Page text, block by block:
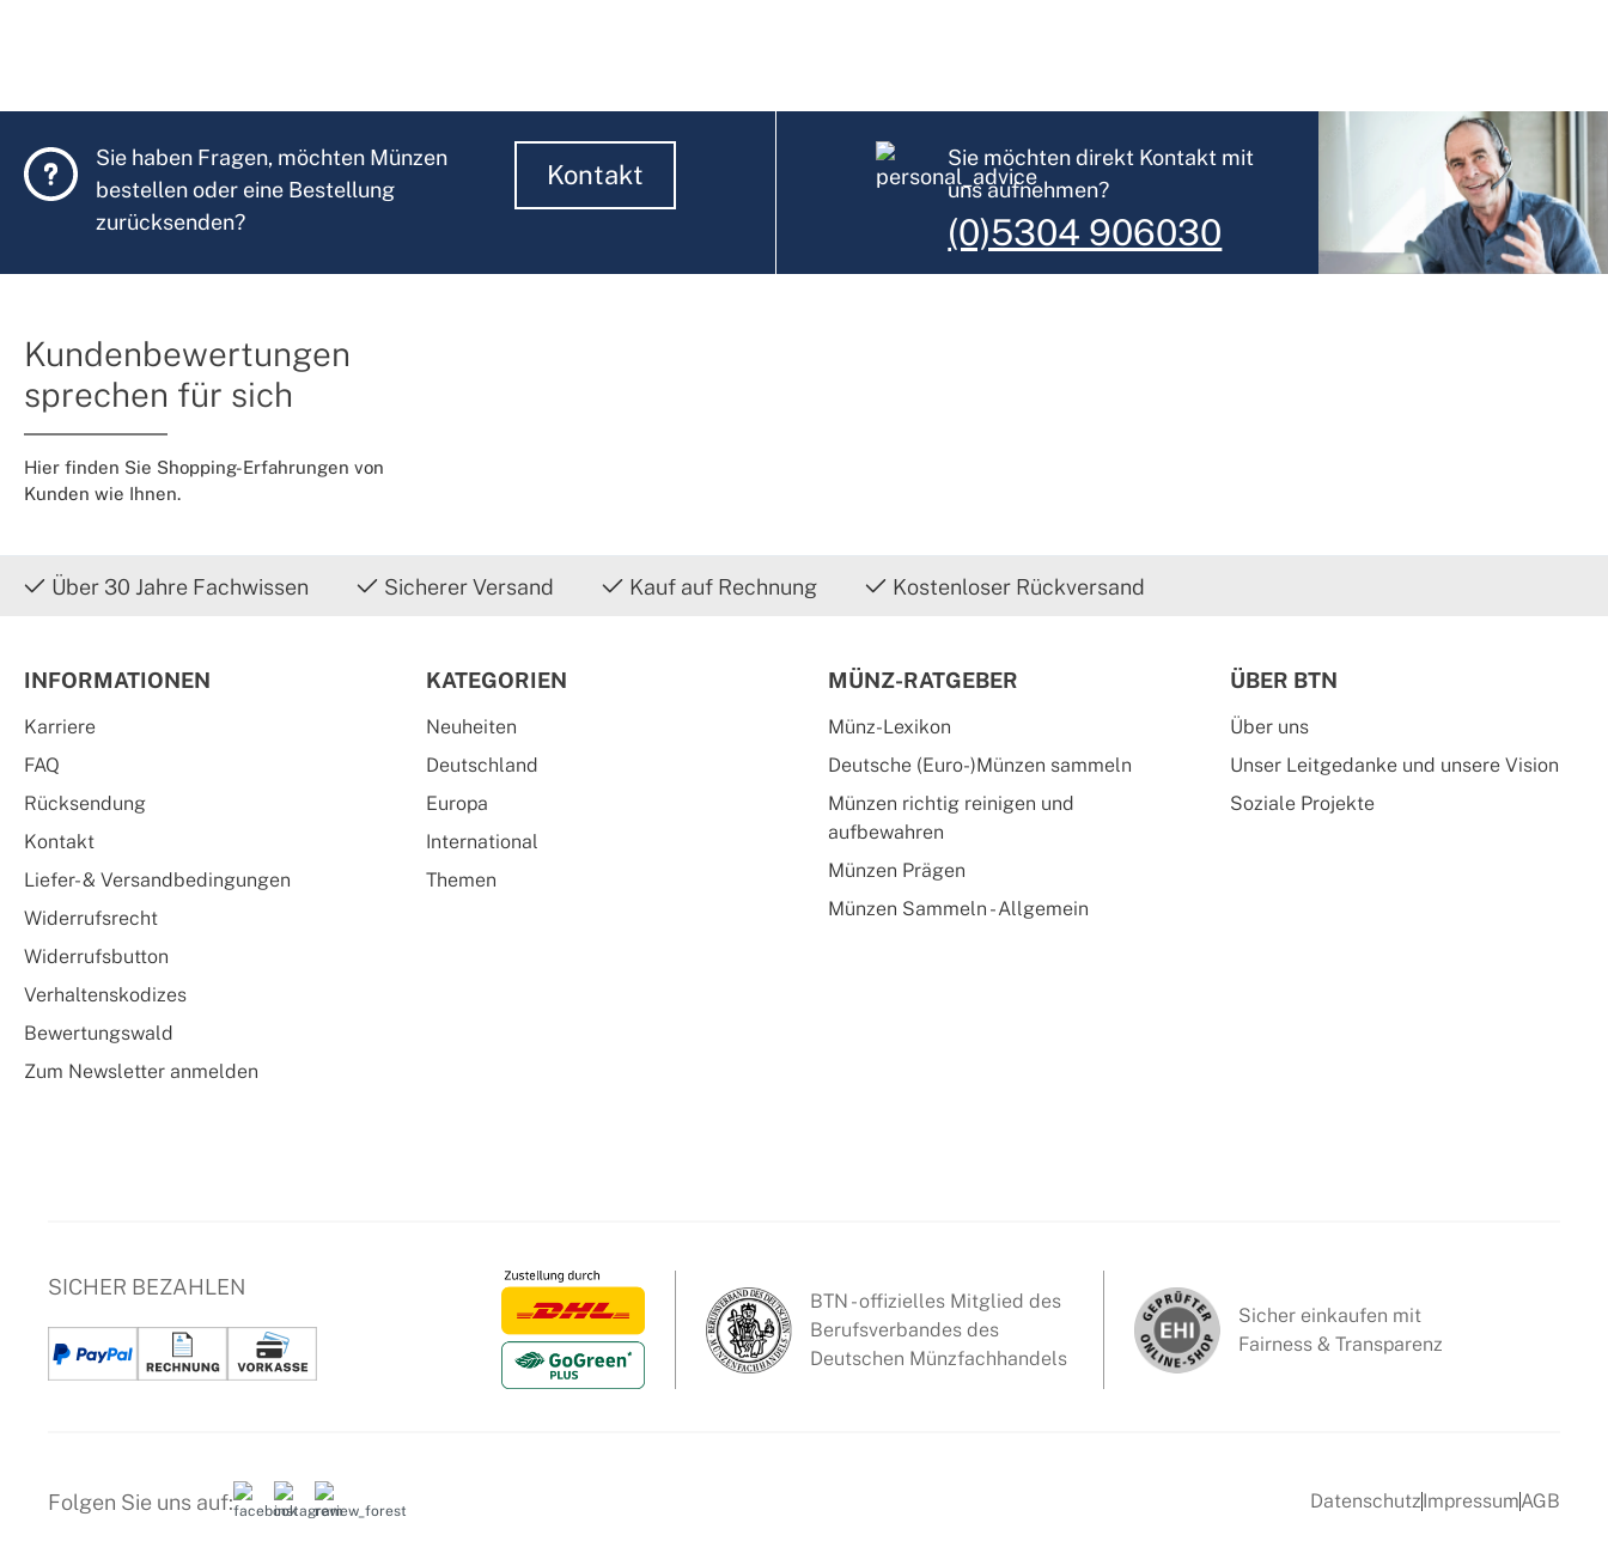
Sie haben Fragen, möchten Münzen
bestellen oder eine Bestellung
zurücksenden?
Kontakt
Sie möchten direkt Kontakt mit
uns aufnehmen?
(0)5304 906030
Kundenbewertungen
sprechen für sich
Hier finden Sie Shopping-Erfahrungen von
Kunden wie Ihnen.
Über 30 Jahre Fachwissen Sicherer Versand Kauf auf Rechnung Kostenloser Rückversand
INFORMATIONEN
Karriere
FAQ
Rücksendung
Kontakt
Liefer- & Versandbedingungen
Widerrufsrecht
Widerrufsbutton
Verhaltenskodizes
Bewertungswald
Zum Newsletter anmelden
KATEGORIEN
Neuheiten
Deutschland
Europa
International
Themen
MÜNZ-RATGEBER
Münz-Lexikon
Deutsche (Euro-)Münzen sammeln
Münzen richtig reinigen und
aufbewahren
Münzen Prägen
Münzen Sammeln - Allgemein
ÜBER BTN
Über uns
Unser Leitgedanke und unsere Vision
Soziale Projekte
SICHER BEZAHLEN
BTN - offizielles Mitglied des
Berufsverbandes des
Deutschen Münzfachhandels
Sicher einkaufen mit
Fairness & Transparenz
Folgen Sie uns auf: DatenschutzImpressumAGB